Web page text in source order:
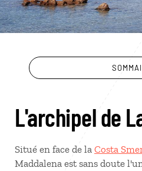
L'archipel de
Situé en face de la Costa
Maddalena est sans doute